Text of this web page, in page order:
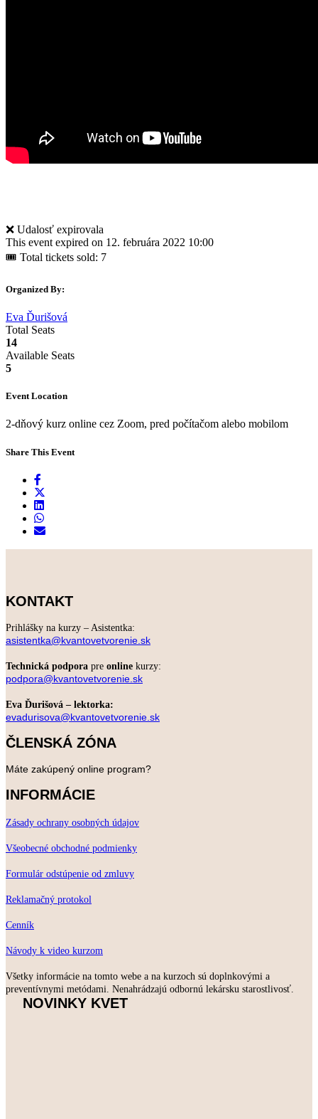
❌ Udalosť expirovala
This event expired on 12. februára 2022 10:00
🎟 Total tickets sold: 7
Organized By:
Eva Ďurišová
Total Seats
14
Available Seats
5
Event Location
2-dňový kurz online cez Zoom, pred počítačom alebo mobilom
Share This Event
KONTAKT
Prihlášky na kurzy – Asistentka:
asistentka@kvantovetvorenie.sk
Technická podpora pre online kurzy:
podpora@kvantovetvorenie.sk
Eva Ďurišová – lektorka:
evadurisova@kvantovetvorenie.sk
ČLENSKÁ ZÓNA
Máte zakúpený online program?
INFORMÁCIE
Zásady ochrany osobných údajov
Všeobecné obchodné podmienky
Formulár odstúpenie od zmluvy
Reklamačný protokol
Cenník
Návody k video kurzom
Všetky informácie na tomto webe a na kurzoch sú doplnkovými a
preventívnymi metódami. Nenahrádzajú odbornú lekársku starostlivosť.
NOVINKY KVET